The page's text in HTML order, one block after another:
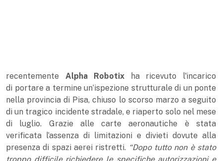
recentemente Alpha Robotix
ha ricevuto l'incarico
di portare a termine un’ispezione strutturale di un ponte
nella provincia di Pisa, chiuso lo scorso marzo a seguito
di un tragico incidente stradale, e riaperto solo nel mese
di luglio. Grazie alle carte aeronautiche è stata
verificata l’assenza di limitazioni e divieti dovute alla
presenza di spazi aerei ristretti. “Dopo tutto non è stato